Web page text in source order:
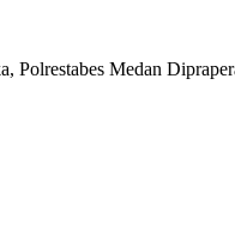
Polrestabes Medan